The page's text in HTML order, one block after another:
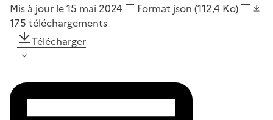
Mis à jour le 15 mai 2024 Format json (112,4 Ko)
175 téléchargements
Télécharger